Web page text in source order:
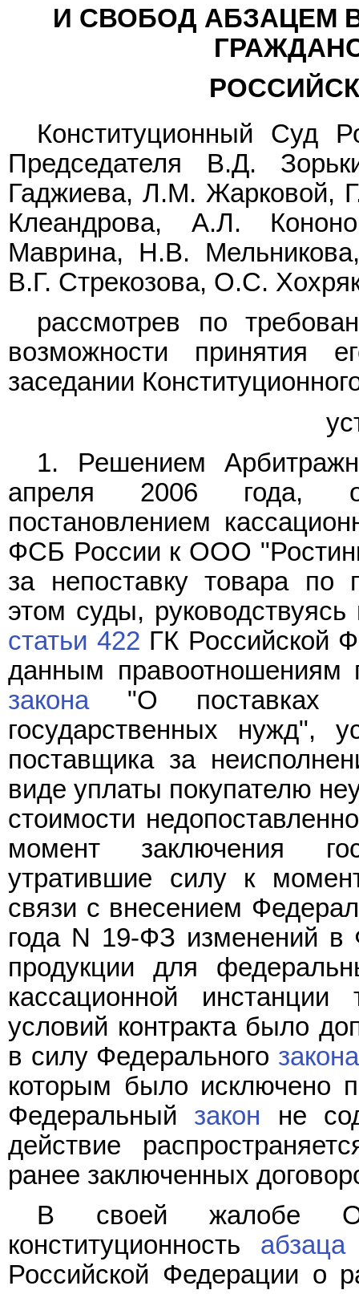
И СВОБОД АБЗАЦЕМ
Конституционный Суд
Председателя В.Д.
Гаджиева, Л.М. Жарковой,
Клеандрова, А.Л.
Маврина, Н.В.
В.Г. Стрекозова, О.С.
рассмотрев по
возможности принятия
заседании
1. Решением
апреля 2006 года,
постановлением
ФСБ России к ООО
за непоставку товара по
этом суды,
статьи 422 ГК Российской
данным правоотношениям
закона"О поставках
государственных нужд",
поставщика за
виде уплаты покупателю
стоимости
момент заключения
утратившие силу к
связи с внесением
года N 19-ФЗ изменений в
продукции для
кассационной
условий контракта было
в силу Федерального закона
которым было исключено
Федеральный закон не
действие
ранее заключенных
В своей жалобе
конституционность
Российской Федерации о